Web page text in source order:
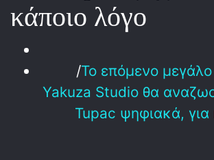
κάποιο λόγο
Το επόμενο μεγάλο
Yakuza Studio θα
Tupac ψηφιακά, για